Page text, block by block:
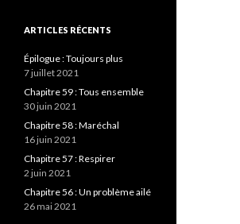
ARTICLES RÉCENTS
Épilogue : Toujours plus
7 juillet 2021
Chapitre 59 : Tous ensemble
30 juin 2021
Chapitre 58 : Maréchal
16 juin 2021
Chapitre 57 : Respirer
2 juin 2021
Chapitre 56 : Un problème ailé
26 mai 2021